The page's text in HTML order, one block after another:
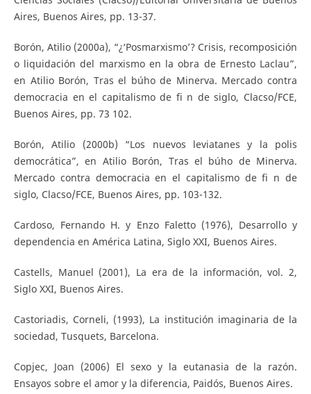
Aires, Buenos Aires, pp. 13-37.
Borón, Atilio (2000a), “¿‘Posmarxismo’? Crisis, recomposición
o liquidación del marxismo en la obra de Ernesto Laclau”,
en Atilio Borón, Tras el búho de Minerva. Mercado contra
democracia en el capitalismo de fi n de siglo, Clacso/FCE,
Buenos Aires, pp. 73 102.
Borón, Atilio (2000b) “Los nuevos leviatanes y la polis
democrática”, en Atilio Borón, Tras el búho de Minerva.
Mercado contra democracia en el capitalismo de fi n de
siglo, Clacso/FCE, Buenos Aires, pp. 103-132.
Cardoso, Fernando H. y Enzo Faletto (1976), Desarrollo y
dependencia en América Latina, Siglo XXI, Buenos Aires.
Castells, Manuel (2001), La era de la información, vol. 2,
Siglo XXI, Buenos Aires.
Castoriadis, Corneli, (1993), La institución imaginaria de la
sociedad, Tusquets, Barcelona.
Copjec, Joan (2006) El sexo y la eutanasia de la razón.
Ensayos sobre el amor y la diferencia, Paidós, Buenos Aires.